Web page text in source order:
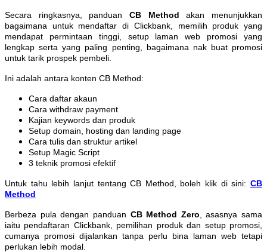
Secara ringkasnya, panduan CB Method akan menunjukkan
bagaimana untuk mendaftar di Clickbank, memilih produk yang
mendapat permintaan tinggi, setup laman web promosi yang
lengkap serta yang paling penting, bagaimana nak buat promosi
untuk tarik prospek pembeli.
Ini adalah antara konten CB Method:
Cara daftar akaun
Cara withdraw payment
Kajian keywords dan produk
Setup domain, hosting dan landing page
Cara tulis dan struktur artikel
Setup Magic Script
3 teknik promosi efektif
Untuk tahu lebih lanjut tentang CB Method, boleh klik di sini: CB
Method
Berbeza pula dengan panduan CB Method Zero , asasnya sama
iaitu pendaftaran Clickbank, pemilihan produk dan setup promosi,
cumanya promosi dijalankan tanpa perlu bina laman web tetapi
perlukan lebih modal.